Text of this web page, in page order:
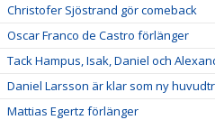
Christofer Sjöstrand gör comeback
Oscar Franco de Castro förlänger
Tack Hampus, Isak, Daniel och
Daniel Larsson är klar som ny
Mattias Egertz förlänger